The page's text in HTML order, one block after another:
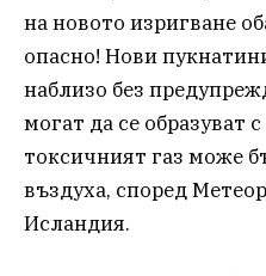
на новото изригване
опасно! Нови
наблизо без
могат да се образуват
токсичният газ може
въздуха, според
Исландия.